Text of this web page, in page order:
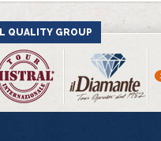
IL QUALITY GROUP